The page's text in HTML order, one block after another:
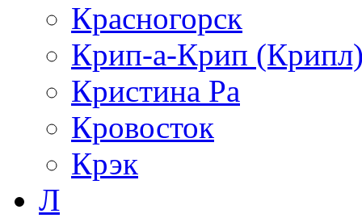
Красногорск
Крип-а-Крип
Кристина Ра
Кровосток
Крэк
Л